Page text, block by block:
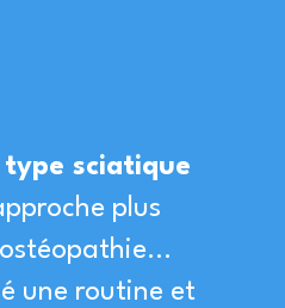
sciatique
plus
une routine et